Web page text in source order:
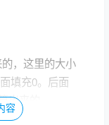
，这里的大小
填充0。后面
出来的，
容